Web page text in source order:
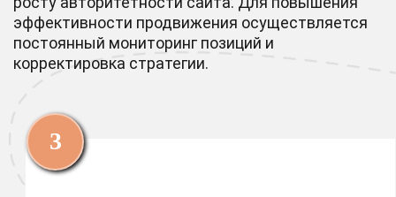
эффективности продвижения осуществляется
постоянный мониторинг позиций и
корректировка стратегии.